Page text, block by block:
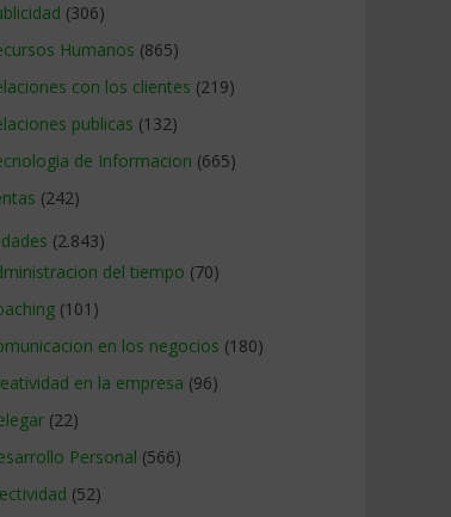
(306)
Humanos (865)
con los clientes (219)
publicas (132)
de Informacion (665)
(242)
(2.843)
del tiempo (70)
(101)
en los negocios (180)
en la empresa (96)
(22)
Personal (566)
(52)